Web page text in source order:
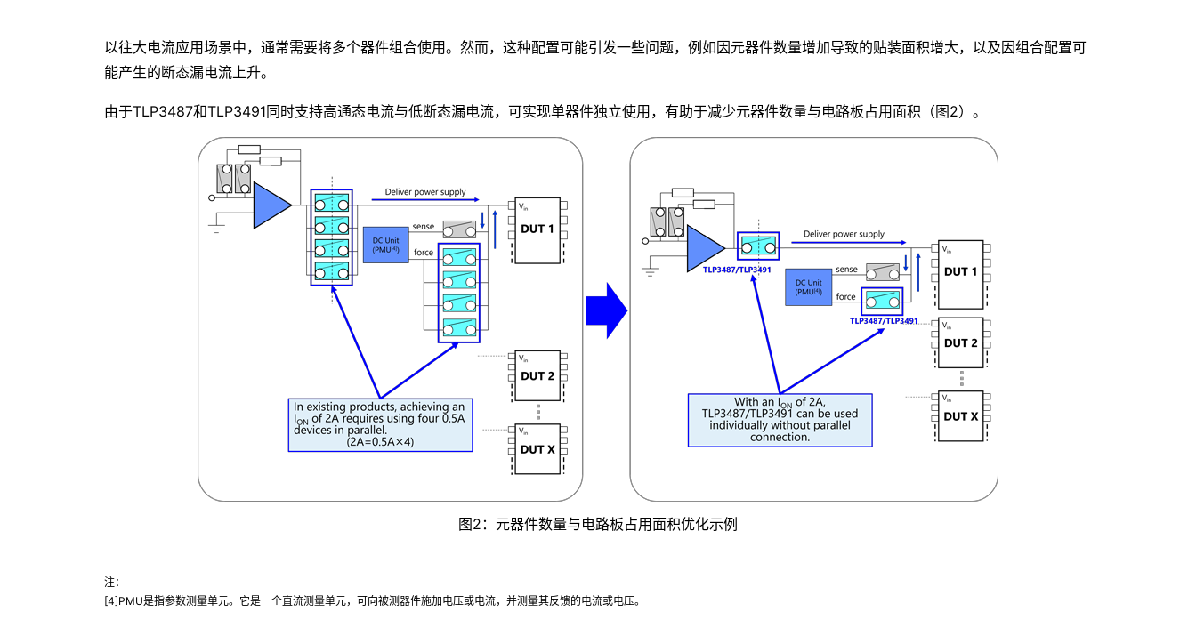
图2：元器件数量与电路板占用面积优化示例
以往大电流应用场景中，通常需要将多个器件组合使用。然而，这种配置可能引发一些问题，例如因元器件数量增加导致的贴装面积增大，以及因组合配置可
能产生的断态漏电流上升。
由于TLP3487和TLP3491同时支持高通态电流与低断态漏电流，可实现单器件独立使用，有助于减少元器件数量与电路板占用面积（图2）。
注：
[4]PMU是指参数测量单元。它是一个直流测量单元，可向被测器件施加电压或电流，并测量其反馈的电流或电压。